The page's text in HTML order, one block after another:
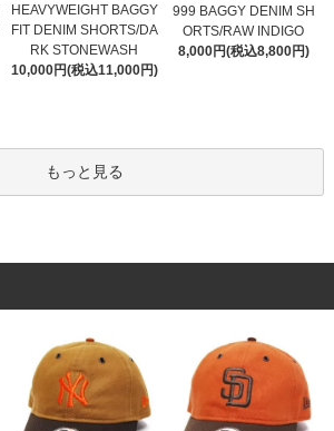
HEAVYWEIGHT BAGGY
FIT DENIM SHORTS/DA
RK STONEWASH
10,000円(税込11,000円)
999 BAGGY DENIM SH
ORTS/RAW INDIGO
8,000円(税込8,800円)
もっと見る